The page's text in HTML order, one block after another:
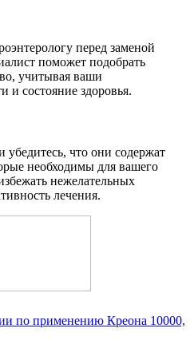
перед заменой
поможет подобрать
учитывая ваши
и состояние здоровья.
убедитесь, что они содержат
необходимы для вашего
нежелательных
лечения.
по применению Креона 10000,